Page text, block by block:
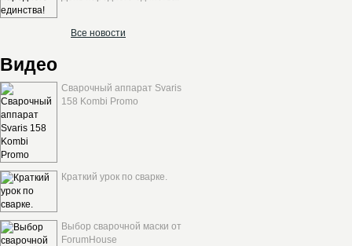
Все новости
Видео
Сварочный аппарат Svaris
158 Kombi Promo
Краткий урок по сварке.
Выбор сварочной маски от
ForumHouse